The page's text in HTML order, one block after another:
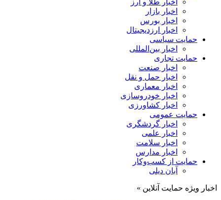
اخبار بازار
اخبار بورس
اخبار ارزدیجیتال
حمایت سیاسی
اخبار بین‌المللی
حمایت تجاری
اخبار صنعت
اخبار حمل و نقل
اخبار معماری
اخبار خودروسازی
اخبار کشاورزی
حمایت عمومی
اخبار گردشگری
اخبار علمی
اخبار سلامت
اخبار مدارس
حمایت از کسب‌وکار
آبان دیلی
اخبار ویژه حمایت آنلاین »